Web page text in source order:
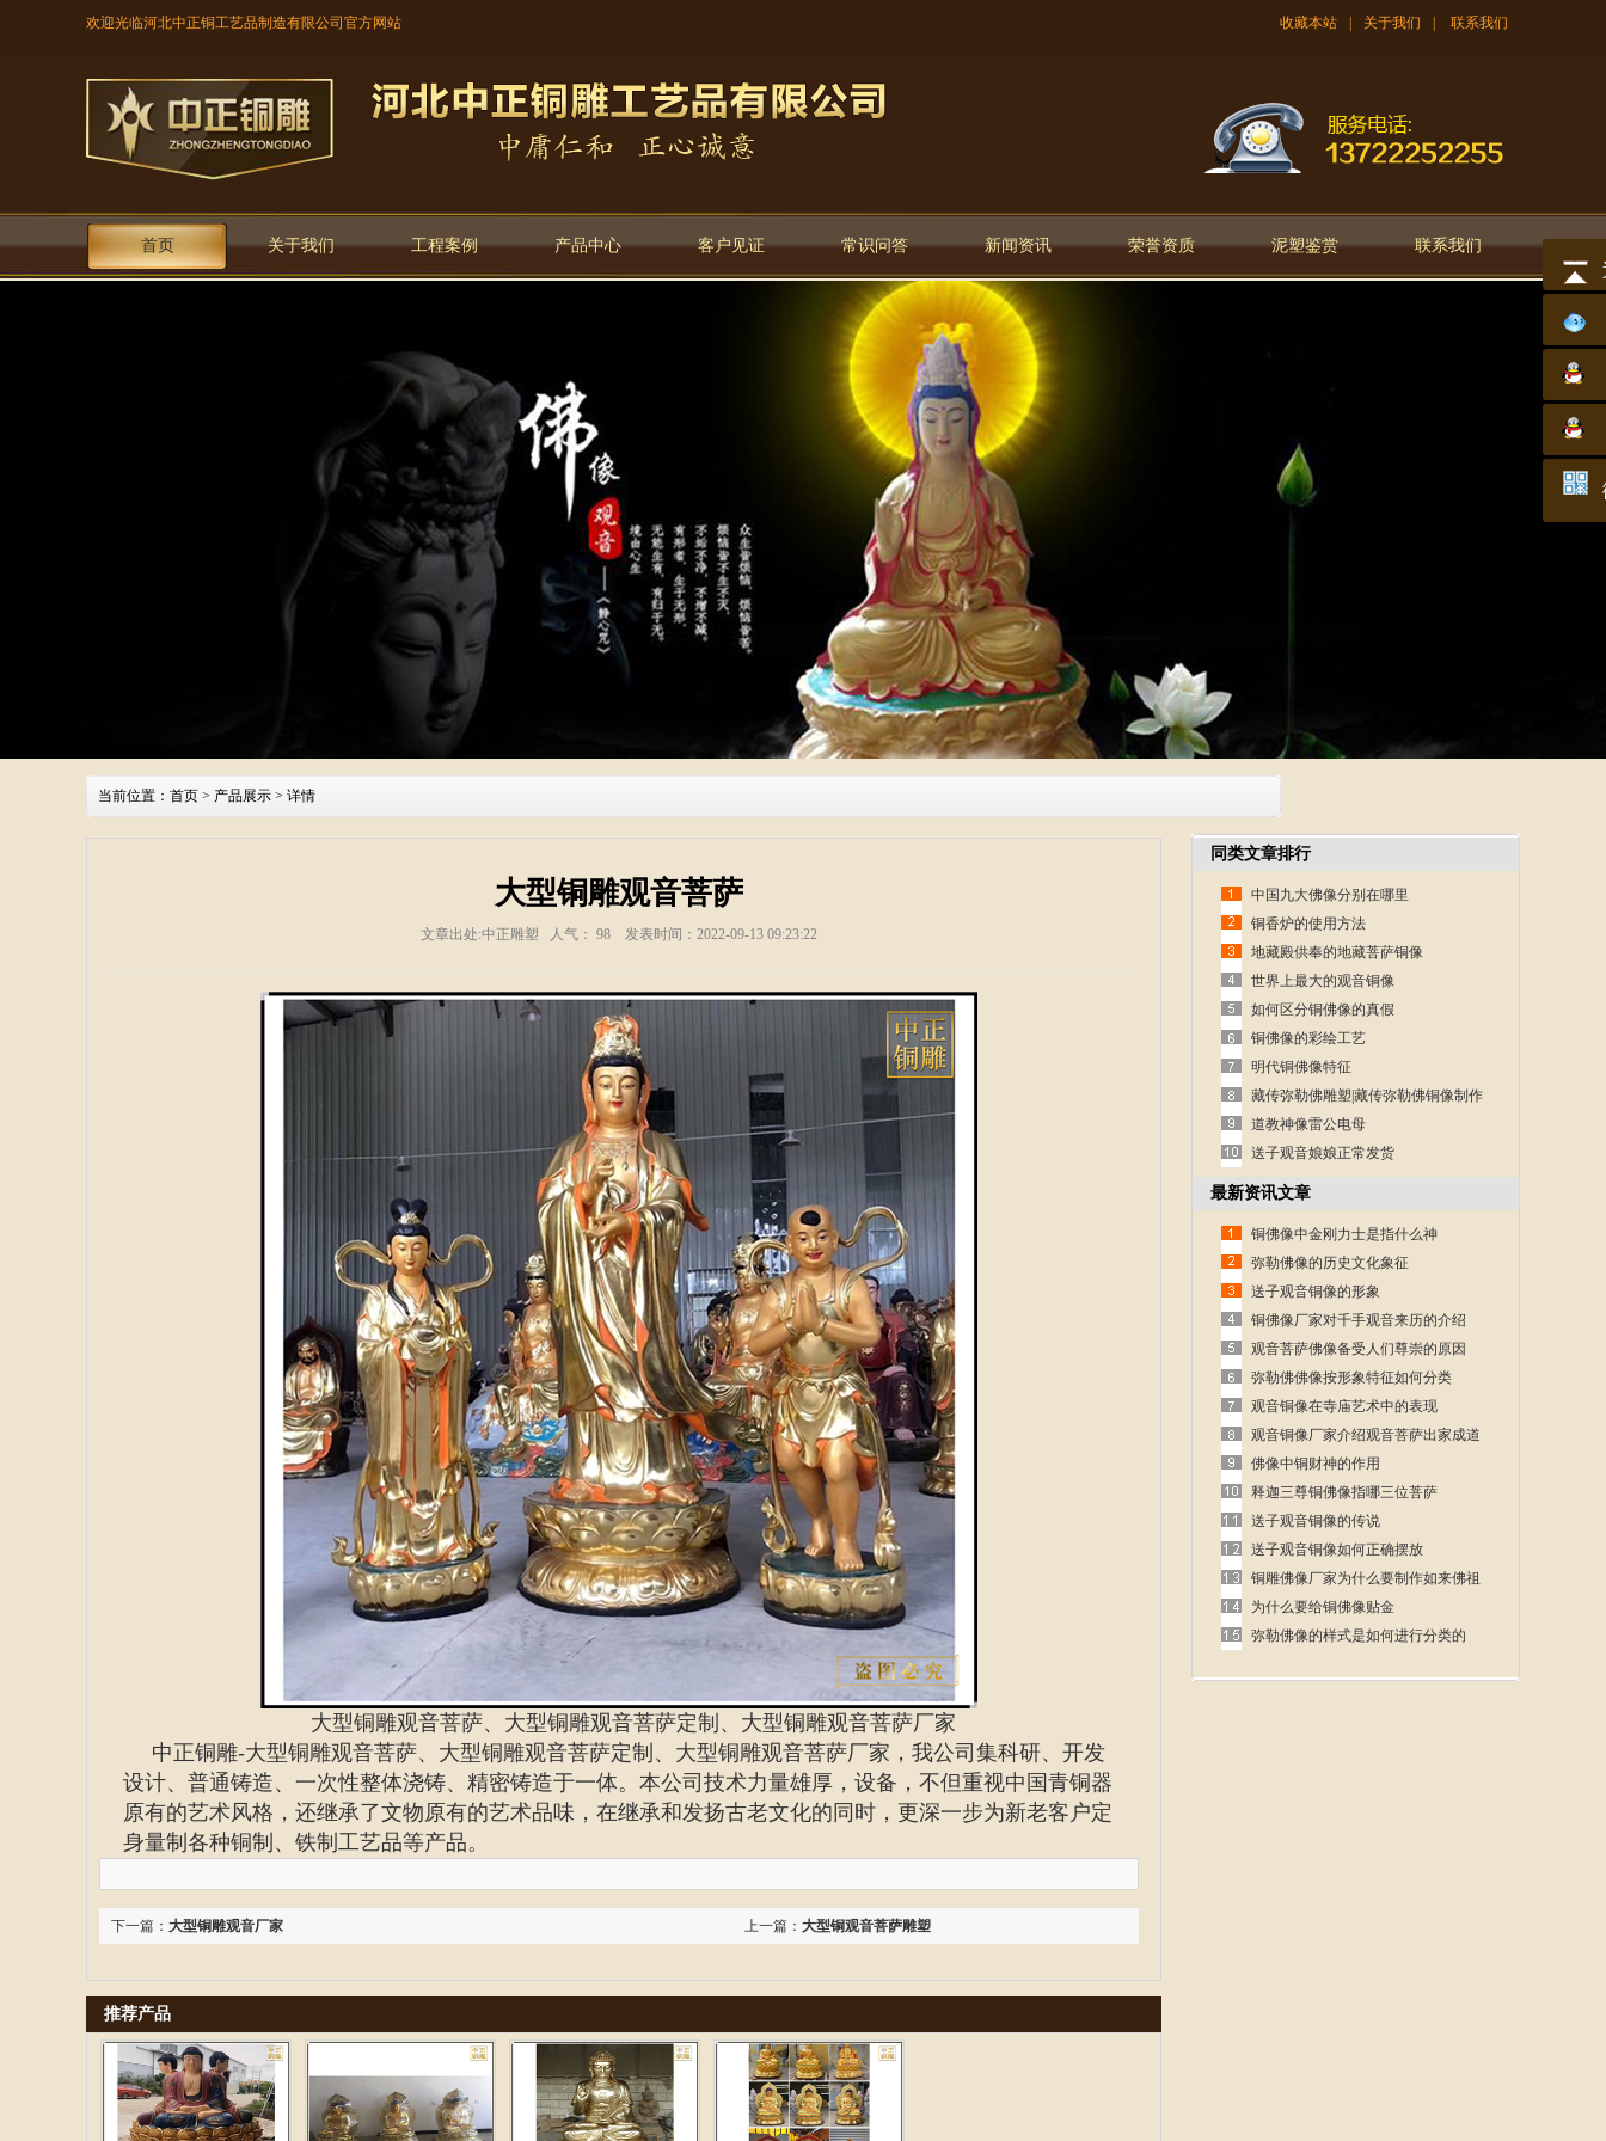
欢迎光临河北中正铜工艺品制造有限公司官方网站 收藏本站 关于我们 联系我们
首页 关于我们 工程案例 产品中心 客户见证 常识问答 新闻资讯 荣誉资质 泥塑鉴赏 联系我们
当前位置： 首页 > 产品展示 > 详情
大型铜雕观音菩萨
文章出处:中正雕塑 人气： 98 发表时间：2022-09-13 09:23:22
大型铜雕观音菩萨、大型铜雕观音菩萨定制、大型铜雕观音菩萨厂家
中正铜雕-大型铜雕观音菩萨、 大型铜雕观音菩萨定制、 大型铜雕观音菩萨厂家 ，我公司集科研、开发
设计、普通铸造、一次性整体浇铸、精密铸造于一体。本公司技术力量雄厚，设备，不但重视中国青铜器
原有的艺术风格，还继承了文物原有的艺术品味，在继承和发扬古老文化的同时，更深一步为新老客户定
身量制各种铜制、铁制工艺品等产品。
上一篇： 大型铜观音菩萨雕塑
下一篇： 大型铜雕观音厂家
推荐产品
同类文章排行
中国九大佛像分别在哪里
铜香炉的使用方法
地藏殿供奉的地藏菩萨铜像
世界上最大的观音铜像
如何区分铜佛像的真假
铜佛像的彩绘工艺
明代铜佛像特征
藏传弥勒佛雕塑|藏传弥勒佛铜像制作
道教神像雷公电母
送子观音娘娘正常发货
最新资讯文章
铜佛像中金刚力士是指什么神
弥勒佛像的历史文化象征
送子观音铜像的形象
铜佛像厂家对千手观音来历的介绍
观音菩萨佛像备受人们尊崇的原因
弥勒佛佛像按形象特征如何分类
观音铜像在寺庙艺术中的表现
观音铜像厂家介绍观音菩萨出家成道
的故事
佛像中铜财神的作用
释迦三尊铜佛像指哪三位菩萨
送子观音铜像的传说
送子观音铜像如何正确摆放
铜雕佛像厂家为什么要制作如来佛祖
呢
为什么要给铜佛像贴金
弥勒佛像的样式是如何进行分类的